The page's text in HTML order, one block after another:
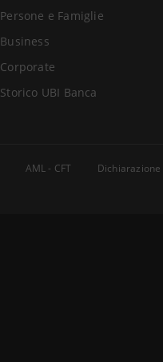
Persone e Famiglie
Business
Corporate
Storico UBI Banca
AML - CFT